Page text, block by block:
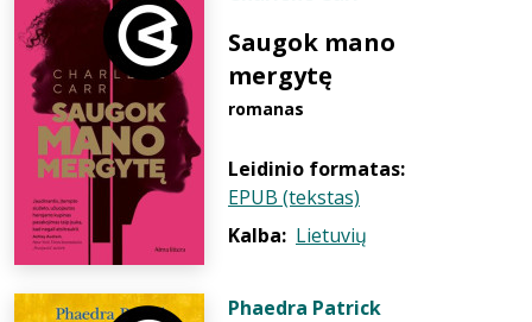
Saugok mano
mergytę
romanas
Leidinio formatas:
EPUB (tekstas)
Kalba: Lietuvių
Phaedra Patrick